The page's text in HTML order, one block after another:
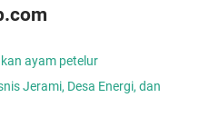
ayam petelur
Jerami, Desa Energi, dan